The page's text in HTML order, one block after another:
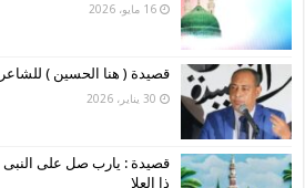
16 مايو، 2026
قصيدة ( هنا الحسين )
30 يناير، 2026
قصيدة : يارب صل على النبى
ذا العلا